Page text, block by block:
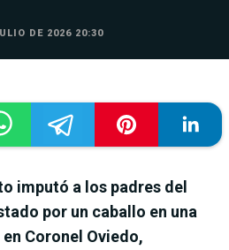
DE 2026 20:30
imputó a los padres del
por un caballo en una
Coronel Oviedo,